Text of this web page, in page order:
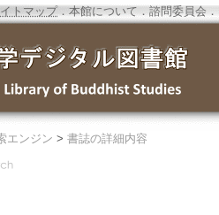
トマップ．本館について ． 諮問委員会 ．
エンジン > 書誌の詳細内容